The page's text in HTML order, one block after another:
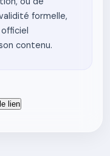
formelle,
contenu.
lien